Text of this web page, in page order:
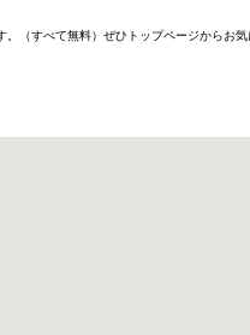
（すべて無料）ぜひトップページからお